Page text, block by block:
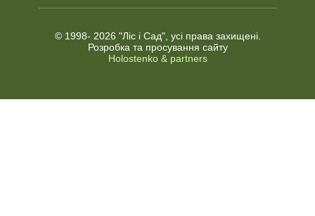
© 1998- 2026 "Ліс і Сад", усі права захищені.
Розробка та просування сайту
Holostenko & partners